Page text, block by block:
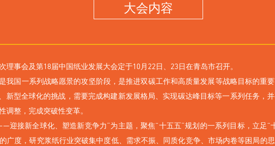
大会内容
理事会及第18届中国纸业发展大会定于10月22日、23日在青岛市召开。
我国一系列战略愿景的攻坚阶段，是推进双碳工作和高质量发展等战略目标的重
新型全球化的挑战，需要完成构建新发展格局、实现碳达峰目标等一系列任务，
调整，完成突破性变革。
迎接新全球化、塑造新竞争力”为主题，聚焦“十五五”规划的一系列目标，立足“
广度，研究浆纸行业突破集中度低、需求不振、同质化竞争、市场内卷等困局的